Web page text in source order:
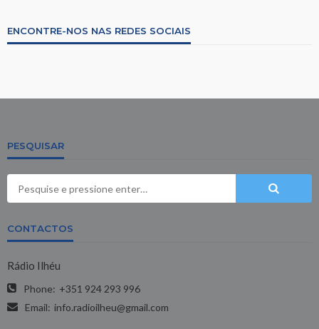
ENCONTRE-NOS NAS REDES SOCIAIS
PESQUISAR
CONTACTOS
Rádio Ilhéu
Phone: +351 924 293 996
Email: info.radioilheu@gmail.com